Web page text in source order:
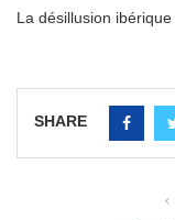
La désillusion ibérique
SHARE